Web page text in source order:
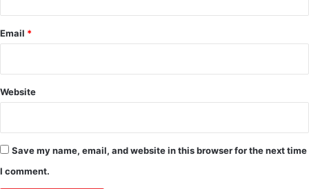
Email *
Website
Save my name, email, and website in this browser for the next time
I comment.